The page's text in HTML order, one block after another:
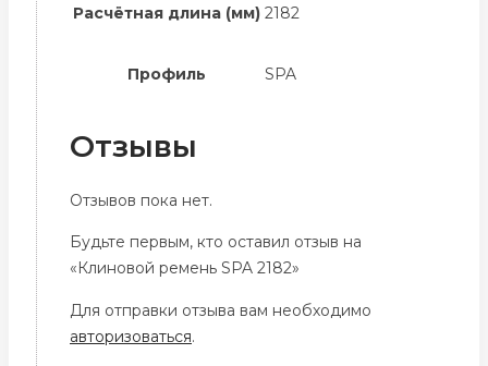
Расчётная длина (мм) 2182
Профиль SPA
Отзывы
Отзывов пока нет.
Будьте первым, кто оставил отзыв на
«Клиновой ремень SPA 2182»
Для отправки отзыва вам необходимо
авторизоваться.